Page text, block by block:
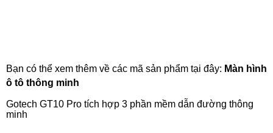
Bạn có thể xem thêm về các mã sản phẩm tại đây: Màn hình
ô tô thông minh
Gotech GT10 Pro tích hợp 3 phần mềm dẫn đường thông
minh